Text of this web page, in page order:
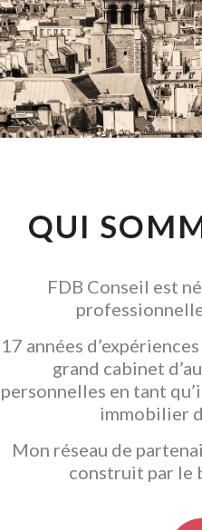
QUI
FDB Conseil est
17 années
grand cabinet
personnelles en tant
immobilier
Mon réseau de
construit par le